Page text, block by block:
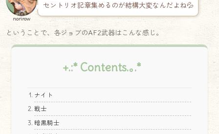
norirow
セントリオ記章集めるのが結構大変なんだよね💦
ということで、各ジョブのAF2武器はこんな感じ。
+.:* Contents.｡.*
ナイト
戦士
暗黒騎士